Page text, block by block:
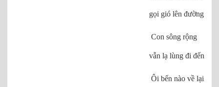
gọi gió lên đường
Con sông rộng
vẫn lạ lùng đi đến
Ôi bến nào về lại